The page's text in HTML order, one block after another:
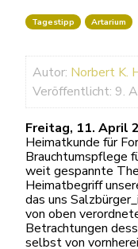
Tagestipp Artarium
Autor: Norbert K.
Veröffentlicht: 9.
Freitag, 11. April
Heimatkunde für
Brauchtumspflege
weit gespannte
Heimatbegriff
das uns
von oben
Betrachtungen
selbst von